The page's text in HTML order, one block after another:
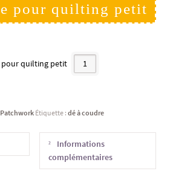
pour quilting petit
pour quilting petit
Étiquette : dé à coudre
Informations
complémentaires